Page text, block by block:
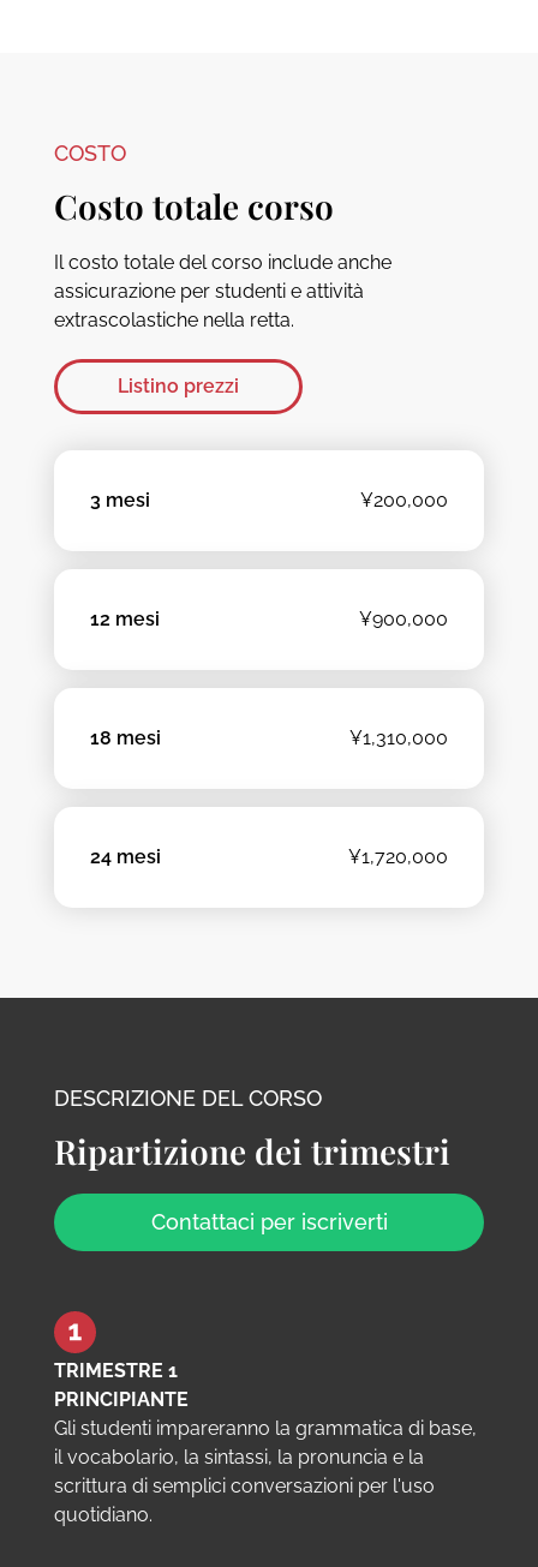
3 mesi ¥200,000
12 mesi ¥900,000
18 mesi ¥1,310,000
24 mesi ¥1,720,000
COSTO
Costo totale corso
Il costo totale del corso include anche
assicurazione per studenti e attività
extrascolastiche nella retta.
Listino prezzi
DESCRIZIONE DEL CORSO
Ripartizione dei trimestri
Contattaci per iscriverti
TRIMESTRE 1
PRINCIPIANTE
Gli studenti impareranno la grammatica di base,
il vocabolario, la sintassi, la pronuncia e la
scrittura di semplici conversazioni per l'uso
quotidiano.